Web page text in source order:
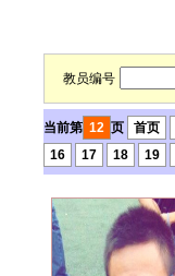
教员编号
当前第 12 页 首页
16
17 18 19